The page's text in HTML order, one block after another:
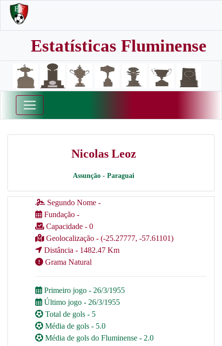
Estatísticas Fluminense
Nicolas Leoz
Assunção - Paraguai
Segundo Nome -
Fundação -
Capacidade - 0
Geolocalização - (-25.27777, -57.61101)
Distância - 1482.47 Km
Grama Natural
Primeiro jogo - 26/3/1955
Último jogo - 26/3/1955
Total de gols - 5
Média de gols - 5.0
Média de gols do Fluminense - 2.0